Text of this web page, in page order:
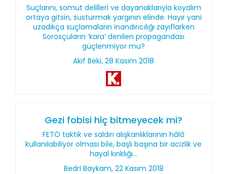
Suçlarını, somut delilleri ve dayanaklarıyla koyalım
ortaya gitsin, susturmak yargının elinde. Hayır yani
uzadıkça suçlamaların inandırıcılığı zayıflarken
Sorosçuların ‘kara’ denilen propagandası
güçlenmiyor mu?
Akif Beki, 28 Kasım 2018
Gezi fobisi hiç bitmeyecek mi?
FETÖ taktik ve saldırı alışkanlıklarının hâlâ
kullanılabiliyor olması bile, başlı başına bir acizlik ve
hayal kırıklığı...
Bedri Baykam, 22 Kasım 2018